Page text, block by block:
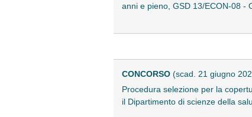
anni e pieno, GSD 13/ECON-08 -
CONCORSO (scad. 21 giugno
Procedura selezione per la
il Dipartimento di scienze della